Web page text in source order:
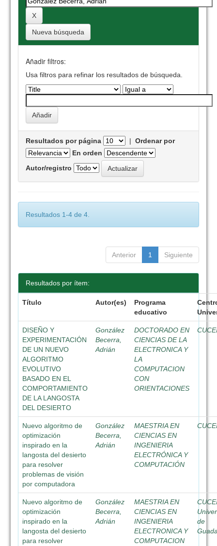
Nueva búsqueda
Añadir filtros:
Usa filtros para refinar los resultados de búsqueda.
Resultados por página |Ordenar por
En orden
Autor/registro
Resultados 1-4 de 4.
Anterior 1 Siguiente
Resultados por ítem:
Título Autor(es)
Programa
educativo
DISEÑO Y
EXPERIMENTACIÓN
DE UN NUEVO
ALGORITMO
EVOLUTIVO
BASADO EN EL
COMPORTAMIENTO
DE LA LANGOSTA
DEL DESIERTO
González
Becerra,
Adrián
DOCTORADO EN
CIENCIAS DE LA
ELECTRONICA Y
LA
COMPUTACION
CON
ORIENTACIONES
Nuevo algoritmo de
optimización
inspirado en la
langosta del desierto
para resolver
problemas de visión
por computadora
González
Becerra,
Adrián
MAESTRIA EN
CIENCIAS EN
INGENIERIA
ELECTRÓNICA Y
COMPUTACIÓN
Nuevo algoritmo de
optimización
inspirado en la
langosta del desierto
para resolver
González
Becerra,
Adrián
MAESTRIA EN
CIENCIAS EN
INGENIERIA
ELECTRONICA Y
COMPUTACION
de